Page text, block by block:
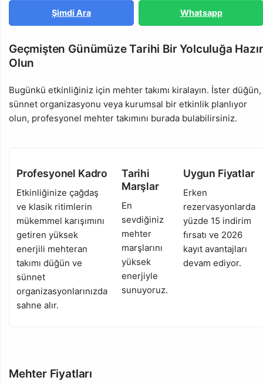
Şimdi Ara Whatsapp
Geçmişten Günümüze Tarihi Bir Yolculuğa Hazır
Olun
Bugünkü etkinliğiniz için mehter takımı kiralayın. İster düğün,
sünnet organizasyonu veya kurumsal bir etkinlik planlıyor
olun, profesyonel mehter takımını burada bulabilirsiniz.
Profesyonel Kadro
Etkinliğinize çağdaş
ve klasik ritimlerin
mükemmel karışımını
getiren yüksek
enerjili mehteran
takımı düğün ve
sünnet
organizasyonlarınızda
sahne alır.
Tarihi
Marşlar
En
sevdiğiniz
mehter
marşlarını
yüksek
enerjiyle
sunuyoruz.
Uygun Fiyatlar
Erken
rezervasyonlarda
yüzde 15 indirim
fırsatı ve 2026
kayıt avantajları
devam ediyor.
Mehter Fiyatları